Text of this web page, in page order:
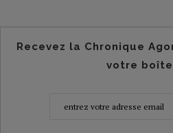
Recevez la Chronique
votre